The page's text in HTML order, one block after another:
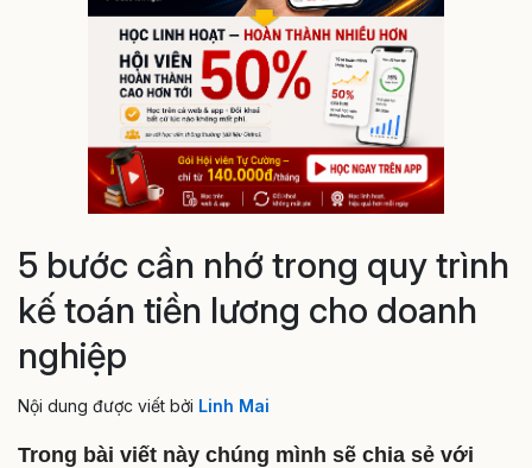
5 bước cần nhớ trong quy trình
kế toán tiền lương cho doanh
nghiệp
Nội dung được viết bởi Linh Mai
Trong bài viết này chúng mình sẽ chia sẻ với